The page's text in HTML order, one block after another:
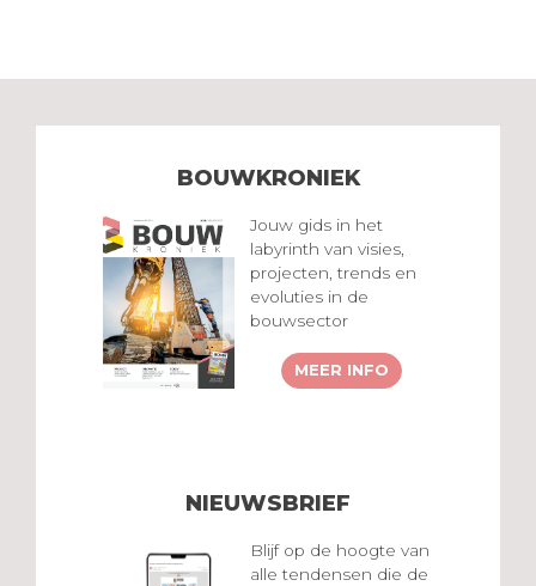
BOUWKRONIEK
Jouw gids in het
labyrinth van visies,
projecten, trends en
evoluties in de
bouwsector
MEER INFO
NIEUWSBRIEF
Blijf op de hoogte van
alle tendensen die de